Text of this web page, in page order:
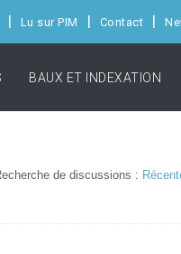
Lu sur PIM Contact
BAUX ET INDEXATION
de discussions :